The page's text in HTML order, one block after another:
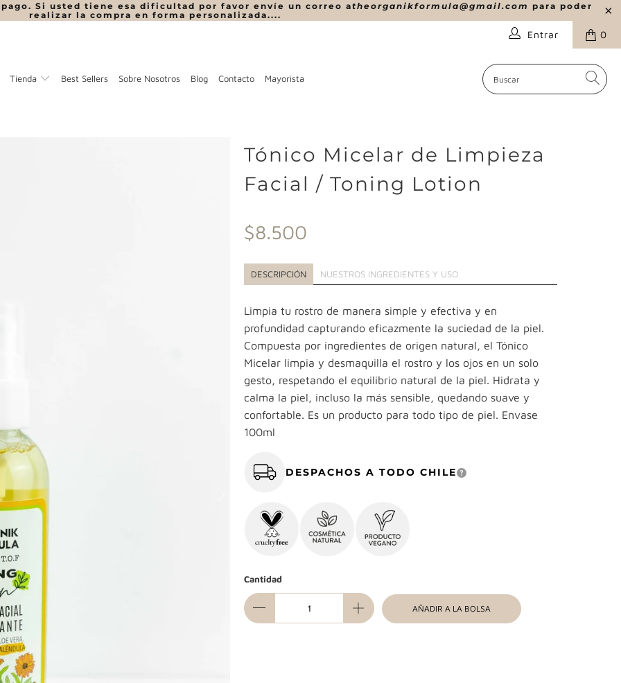
Si usted tiene esa dificultad por favor envíe un correo atheorganikformula@gmail.com para poder
realizar la compra en forma personalizada....
Entrar 0
Tienda Best Sellers Sobre Nosotros Blog Contacto Mayorista
Tónico Micelar de Limpieza
Facial / Toning Lotion
$8.500
DESCRIPCIÓN NUESTROS INGREDIENTES Y USO
Limpia tu rostro de manera simple y efectiva y en
profundidad capturando eficazmente la suciedad de la piel.
Compuesta por ingredientes de origen natural, el Tónico
Micelar limpia y desmaquilla el rostro y los ojos en un solo
gesto, respetando el equilibrio natural de la piel. Hidrata y
calma la piel, incluso la más sensible, quedando suave y
confortable. Es un producto para todo tipo de piel. Envase
100ml
DESPACHOS A TODO CHILE
Cantidad
AÑADIR A LA BOLSA